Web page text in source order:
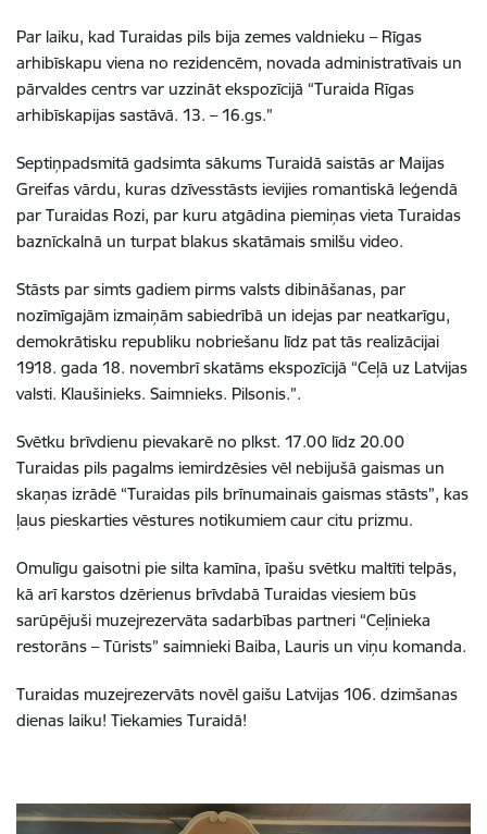
Par laiku, kad Turaidas pils bija zemes valdnieku – Rīgas
arhibīskapu viena no rezidencēm, novada administratīvais un
pārvaldes centrs var uzzināt ekspozīcijā “Turaida Rīgas
arhibīskapijas sastāvā. 13. – 16.gs.”
Septiņpadsmitā gadsimta sākums Turaidā saistās ar Maijas
Greifas vārdu, kuras dzīvesstāsts ievijies romantiskā leģendā
par Turaidas Rozi, par kuru atgādina piemiņas vieta Turaidas
baznīckalnā un turpat blakus skatāmais smilšu video.
Stāsts par simts gadiem pirms valsts dibināšanas, par
nozīmīgajām izmaiņām sabiedrībā un idejas par neatkarīgu,
demokrātisku republiku nobriešanu līdz pat tās realizācijai
1918. gada 18. novembrī skatāms ekspozīcijā “Ceļā uz Latvijas
valsti. Klaušinieks. Saimnieks. Pilsonis.”.
Svētku brīvdienu pievakarē no plkst. 17.00 līdz 20.00
Turaidas pils pagalms iemirdzēsies vēl nebijušā gaismas un
skaņas izrādē “Turaidas pils brīnumainais gaismas stāsts”, kas
ļaus pieskarties vēstures notikumiem caur citu prizmu.
Omulīgu gaisotni pie silta kamīna, īpašu svētku maltīti telpās,
kā arī karstos dzērienus brīvdabā Turaidas viesiem būs
sarūpējuši muzejrezervāta sadarbības partneri “Ceļinieka
restorāns – Tūrists” saimnieki Baiba, Lauris un viņu komanda.
Turaidas muzejrezervāts novēl gaišu Latvijas 106. dzimšanas
dienas laiku! Tiekamies Turaidā!